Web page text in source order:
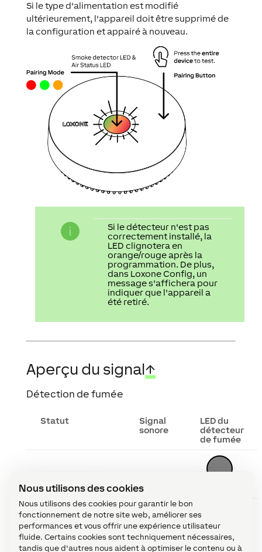
Nous utilisons des cookies
Nous utilisons des cookies pour garantir le bon
fonctionnement de notre site web, améliorer ses
performances et vous offrir une expérience utilisateur
fluide. Certains cookies sont techniquement nécessaires,
tandis que d'autres nous aident à optimiser le contenu ou à
Si le type d'alimentation est modifié
ultérieurement, l'appareil doit être supprimé de
la configuration et appairé à nouveau.
Si le détecteur n'est pas
correctement installé, la
LED clignotera en
orange/rouge après la
programmation. De plus,
dans Loxone Config, un
message s'affichera pour
indiquer que l'appareil a
été retiré.
Aperçu du signal↑
Détection de fumée
Statut
Signal
sonore
LED du
détecteur
de fumée
normal
Détecteur de
fumée
3 bips
toutes
les 4 s